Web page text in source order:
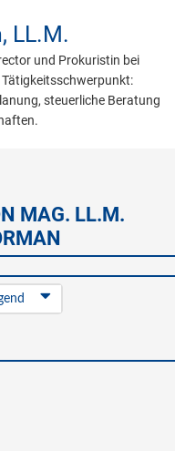
LL.M.
und Prokuristin bei
steuerliche Beratung
MAG. LL.M.